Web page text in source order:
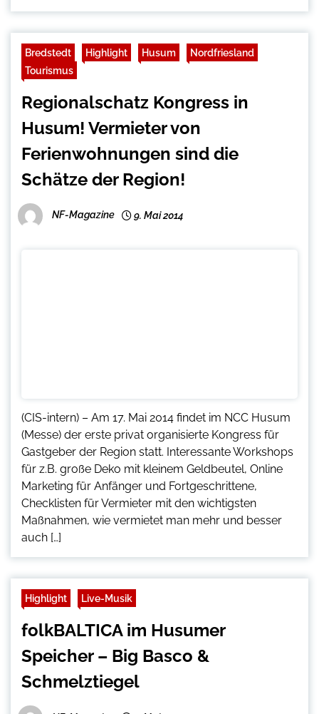
Bredstedt Highlight Husum
Nordfriesland
Tourismus
Regionalschatz Kongress in
Husum! Vermieter von
Ferienwohnungen sind die
Schätze der Region!
NF-Magazine 9. Mai 2014
(CIS-intern) – Am 17. Mai 2014 findet im NCC Husum
(Messe) der erste privat organisierte Kongress für
Gastgeber der Region statt. Interessante Workshops
für z.B. große Deko mit kleinem Geldbeutel, Online
Marketing für Anfänger und Fortgeschrittene,
Checklisten für Vermieter mit den wichtigsten
Maßnahmen, wie vermietet man mehr und besser
auch […]
Highlight Live-Musik
folkBALTICA im Husumer
Speicher – Big Basco &
Schmelztiegel